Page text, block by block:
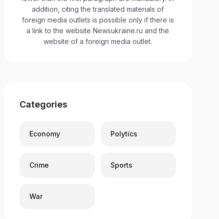
addition, citing the translated materials of
foreign media outlets is possible only if there is
a link to the website Newsukraine.ru and the
website of a foreign media outlet.
Categories
Economy Polytics
Crime Sports
War